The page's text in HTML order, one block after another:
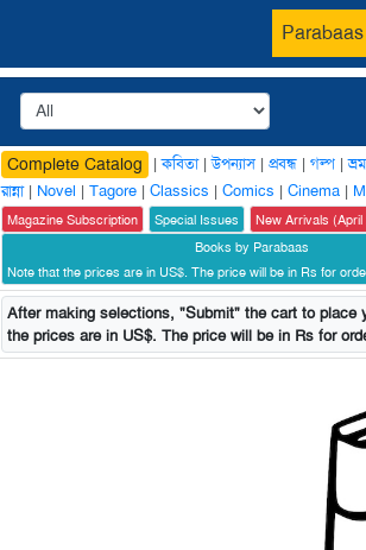
Complete Catalog |কবিতা|উপন্যাস| প্রবন্ধ | গল্প |
রান্না| Novel | Tagore | Classics | Comics | Cinema |
Magazine Subscription
Special Issues
New Arrivals (April
Books by Parabaas
Note that the prices are in US$. The price will be in Rs for
After making selections, "Submit" the cart to place
the prices are in US$. The price will be in Rs for